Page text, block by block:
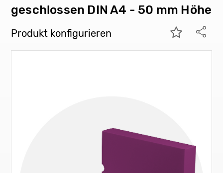
geschlossen DIN A4 - 50 mm Höhe
Produkt konfigurieren